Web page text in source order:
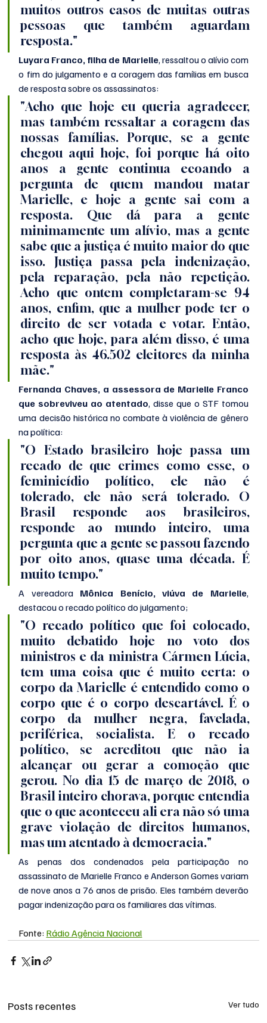
muitos outros casos de muitas outras
pessoas que também aguardam
resposta."
Luyara Franco, filha de Marielle, ressaltou o alívio com
o fim do julgamento e a coragem das famílias em busca
de resposta sobre os assassinatos:
"Acho que hoje eu queria agradecer,
mas também ressaltar a coragem das
nossas famílias. Porque, se a gente
chegou aqui hoje, foi porque há oito
anos a gente continua ecoando a
pergunta de quem mandou matar
Marielle, e hoje a gente sai com a
resposta. Que dá para a gente
minimamente um alívio, mas a gente
sabe que a justiça é muito maior do que
isso. Justiça passa pela indenização,
pela reparação, pela não repetição.
Acho que ontem completaram-se 94
anos, enfim, que a mulher pode ter o
direito de ser votada e votar. Então,
acho que hoje, para além disso, é uma
resposta às 46.502 eleitores da minha
mãe."
Fernanda Chaves, a assessora de Marielle Franco
que sobreviveu ao atentado, disse que o STF tomou
uma decisão histórica no combate à violência de gênero
na política:
"O Estado brasileiro hoje passa um
recado de que crimes como esse, o
feminicídio político, ele não é
tolerado, ele não será tolerado. O
Brasil responde aos brasileiros,
responde ao mundo inteiro, uma
pergunta que a gente se passou fazendo
por oito anos, quase uma década. É
muito tempo."
A vereadora Mônica Benício, viúva de Marielle,
destacou o recado político do julgamento;
"O recado político que foi colocado,
muito debatido hoje no voto dos
ministros e da ministra Cármen Lúcia,
tem uma coisa que é muito certa: o
corpo da Marielle é entendido como o
corpo que é o corpo descartável. É o
corpo da mulher negra, favelada,
periférica, socialista. E o recado
político, se acreditou que não ia
alcançar ou gerar a comoção que
gerou. No dia 15 de março de 2018, o
Brasil inteiro chorava, porque entendia
que o que aconteceu ali era não só uma
grave violação de direitos humanos,
mas um atentado à democracia."
As penas dos condenados pela participação no
assassinato de Marielle Franco e Anderson Gomes variam
de nove anos a 76 anos de prisão. Eles também deverão
pagar indenização para os familiares das vítimas.
Fonte: Rádio Agência Nacional
Posts recentes Ver tudo